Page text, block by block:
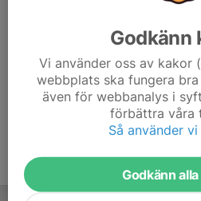
Godkänn
Vi använder oss av kakor
webbplats ska fungera
även för webbanalys i
förbättra våra
Så använder
Godkänn